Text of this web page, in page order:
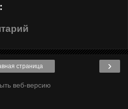
›
страница
веб-версию